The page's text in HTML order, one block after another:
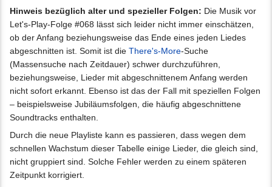
Hinweis bezüglich alter und spezieller Folgen: Die Musik vor
Let's-Play-Folge #068 lässt sich leider nicht immer einschätzen,
ob der Anfang beziehungsweise das Ende eines jeden Liedes
abgeschnitten ist. Somit ist die There's-More-Suche
(Massensuche nach Zeitdauer) schwer durchzuführen,
beziehungsweise, Lieder mit abgeschnittenem Anfang werden
nicht sofort erkannt. Ebenso ist das der Fall mit speziellen Folgen
– beispielsweise Jubiläumsfolgen, die häufig abgeschnittene
Soundtracks enthalten.
Durch die neue Playliste kann es passieren, dass wegen dem
schnellen Wachstum dieser Tabelle einige Lieder, die gleich sind,
nicht gruppiert sind. Solche Fehler werden zu einem späteren
Zeitpunkt korrigiert.